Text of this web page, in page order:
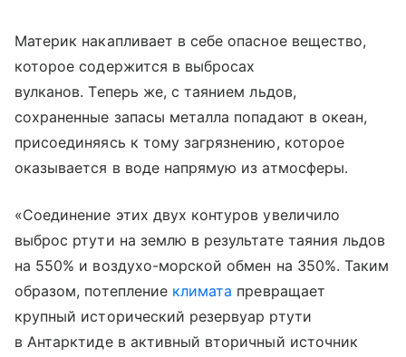
Материк накапливает в себе опасное вещество,
которое содержится в выбросах
вулканов. Теперь же, с таянием льдов,
сохраненные запасы металла попадают в океан,
присоединяясь к тому загрязнению, которое
оказывается в воде напрямую из атмосферы.
«Соединение этих двух контуров увеличило
выброс ртути на землю в результате таяния льдов
на 550% и воздухо-морской обмен на 350%. Таким
образом, потепление климата превращает
крупный исторический резервуар ртути
в Антарктиде в активный вторичный источник